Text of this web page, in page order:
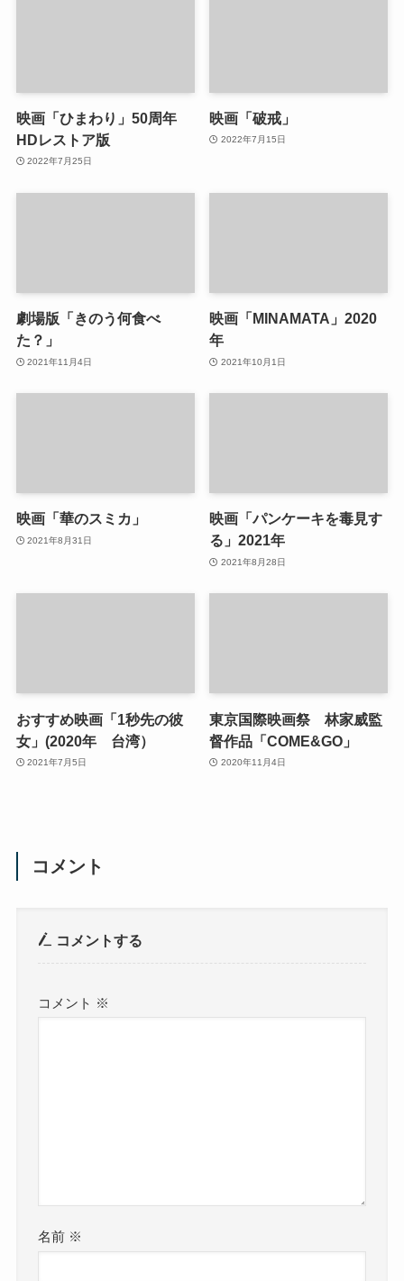
映画「ひまわり」50周年
HDレストア版
2022年7月25日
映画「破戒」
2022年7月15日
劇場版「きのう何食べ
た？」
2021年11月4日
映画「MINAMATA」2020
年
2021年10月1日
映画「華のスミカ」
2021年8月31日
映画「パンケーキを毒見す
る」2021年
2021年8月28日
おすすめ映画「1秒先の彼
女」(2020年 台湾）
2021年7月5日
東京国際映画祭 林家威監
督作品「COME&GO」
2020年11月4日
コメント
コメントする
コメント ※
名前 ※